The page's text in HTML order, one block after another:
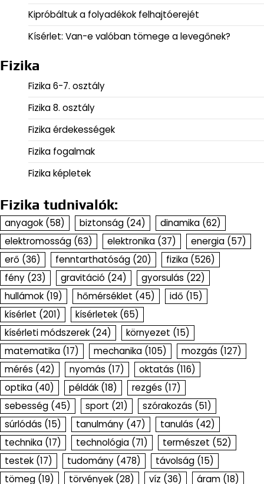
Kipróbáltuk a folyadékok felhajtóerejét
Kísérlet: Van-e valóban tömege a levegőnek?
Fizika
Fizika 6-7. osztály
Fizika 8. osztály
Fizika érdekességek
Fizika fogalmak
Fizika képletek
Fizika tudnivalók:
anyagok (58) biztonság (24) dinamika (62)
elektromosság (63) elektronika (37) energia (57)
erő (36) fenntarthatóság (20) fizika (526)
fény (23) gravitáció (24) gyorsulás (22)
hullámok (19) hőmérséklet (45) idő (15)
kísérlet (201) kísérletek (65)
kísérleti módszerek (24) környezet (15)
matematika (17) mechanika (105) mozgás (127)
mérés (42) nyomás (17) oktatás (116)
optika (40) példák (18) rezgés (17)
sebesség (45) sport (21) szórakozás (51)
súrlódás (15) tanulmány (47) tanulás (42)
technika (17) technológia (71) természet (52)
testek (17) tudomány (478) távolság (15)
tömeg (19) törvények (28) víz (36) áram (18)